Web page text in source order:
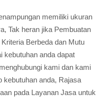
memiliki ukuran
Tak heran jika Pembuatan
Berbeda dan Mutu
kebutuhan anda dapat
kami dan kami
kebutuhan anda, Rajasa
pada Layanan Jasa untuk